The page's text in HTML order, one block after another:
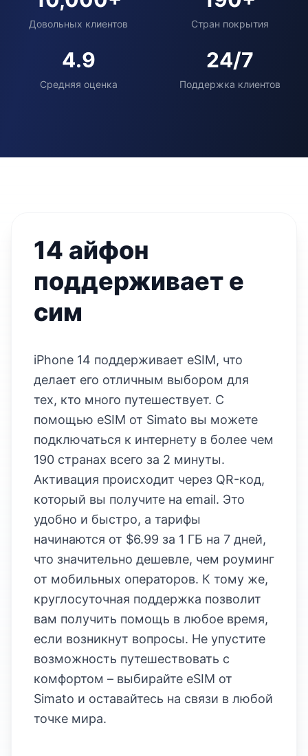
Довольных клиентов Стран покрытия
4.9
Средняя оценка
24/7
Поддержка клиентов
14 айфон
поддерживает е
сим
iPhone 14 поддерживает eSIM, что
делает его отличным выбором для
тех, кто много путешествует. С
помощью eSIM от Simato вы можете
подключаться к интернету в более чем
190 странах всего за 2 минуты.
Активация происходит через QR-код,
который вы получите на email. Это
удобно и быстро, а тарифы
начинаются от $6.99 за 1 ГБ на 7 дней,
что значительно дешевле, чем роуминг
от мобильных операторов. К тому же,
круглосуточная поддержка позволит
вам получить помощь в любое время,
если возникнут вопросы. Не упустите
возможность путешествовать с
комфортом – выбирайте eSIM от
Simato и оставайтесь на связи в любой
точке мира.